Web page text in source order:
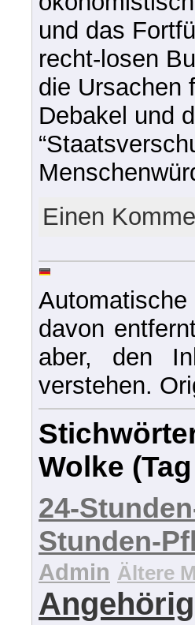
und das
recht-losen
die Ursachen
Debakel und
Einen
davon
aber, den
verstehen.
Wolke
24-
Stunden-
Admin Ältere